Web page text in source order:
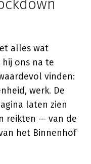
alles wat
hij ons na te
vinden:
werk. De
laten zien
reikten — van de
het Binnenhof